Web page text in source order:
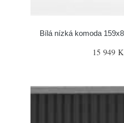
Bílá nízká komoda
15 949